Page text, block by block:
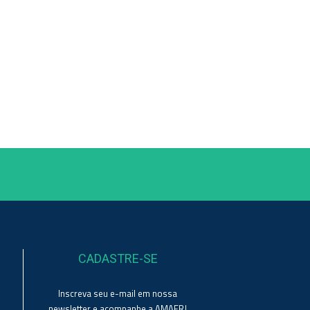
CADASTRE-SE
Inscreva seu e-mail em nossa